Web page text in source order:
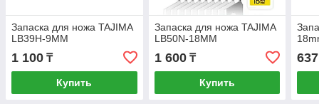
Запаска для ножа TAJIMA
LB39H-9MM
1 100 ₸
Купить
Запаска для ножа TAJIMA
LB50N-18MM
1 600₸
Купить